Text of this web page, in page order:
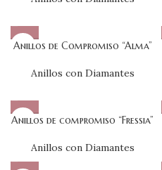
Anillos de Compromiso “Alma”
Anillos con Diamantes
Anillos de compromiso “Fressia”
Anillos con Diamantes